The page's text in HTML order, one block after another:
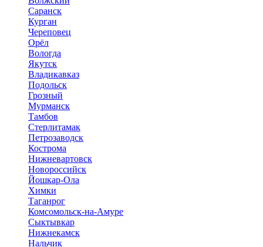
Саранск
Курган
Череповец
Орёл
Вологда
Якутск
Владикавказ
Подольск
Грозный
Мурманск
Тамбов
Стерлитамак
Петрозаводск
Кострома
Нижневартовск
Новороссийск
Йошкар-Ола
Химки
Таганрог
Комсомольск-на-Амуре
Сыктывкар
Нижнекамск
Нальчик